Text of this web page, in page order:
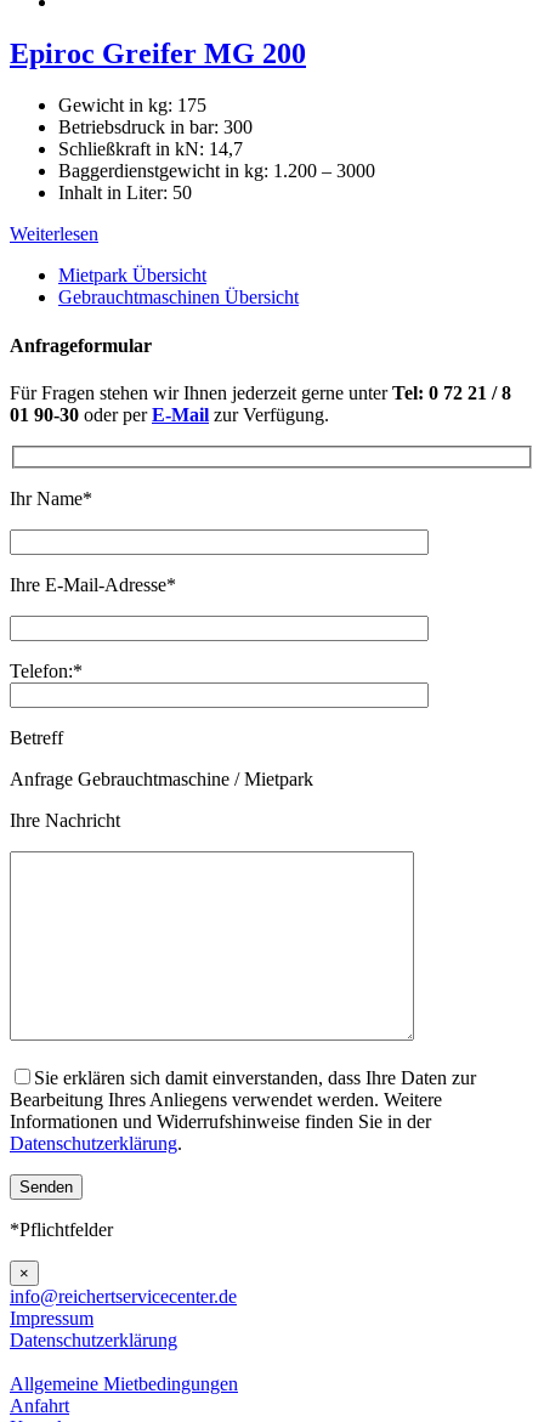
Epiroc Greifer MG 200
Gewicht in kg: 175
Betriebsdruck in bar: 300
Schließkraft in kN: 14,7
Baggerdienstgewicht in kg: 1.200 – 3000
Inhalt in Liter: 50
Weiterlesen
Mietpark Übersicht
Gebrauchtmaschinen Übersicht
Anfrageformular
Für Fragen stehen wir Ihnen jederzeit gerne unterTel: 0 72 21 / 8
01 90-30 oder perE-Mail zur Verfügung.
Ihr Name*
Ihre E-Mail-Adresse*
Telefon:*
Betreff
Anfrage Gebrauchtmaschine / Mietpark
Ihre Nachricht
Sie erklären sich damit einverstanden, dass Ihre Daten zur
Bearbeitung Ihres Anliegens verwendet werden. Weitere
Informationen und Widerrufshinweise finden Sie in der
Datenschutzerklärung.
*Pflichtfelder
×
info@reichertservicecenter.de
Impressum
Datenschutzerklärung
Allgemeine Mietbedingungen
Anfahrt